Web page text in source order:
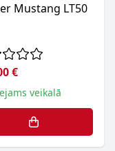
Mustang LT50
€
veikalā